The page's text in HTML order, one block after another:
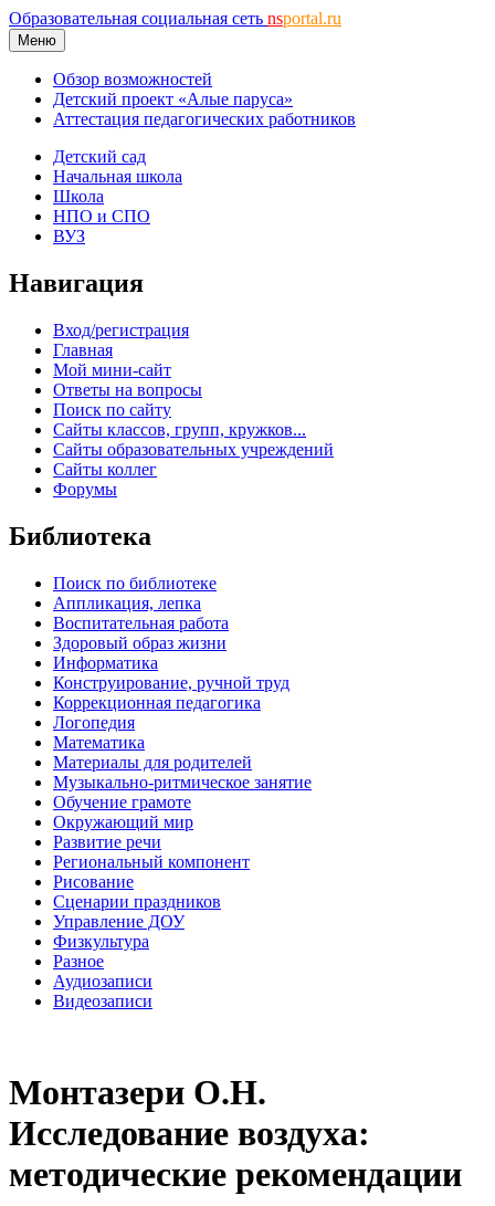
Образовательная социальная сеть nsportal.ru
Меню
Обзор возможностей
Детский проект «Алые паруса»
Аттестация педагогических работников
Детский сад
Начальная школа
Школа
НПО и СПО
ВУЗ
Навигация
Вход/регистрация
Главная
Мой мини-сайт
Ответы на вопросы
Поиск по сайту
Сайты классов, групп, кружков...
Сайты образовательных учреждений
Сайты коллег
Форумы
Библиотека
Поиск по библиотеке
Аппликация, лепка
Воспитательная работа
Здоровый образ жизни
Информатика
Конструирование, ручной труд
Коррекционная педагогика
Логопедия
Математика
Материалы для родителей
Музыкально-ритмическое занятие
Обучение грамоте
Окружающий мир
Развитие речи
Региональный компонент
Рисование
Сценарии праздников
Управление ДОУ
Физкультура
Разное
Аудиозаписи
Видеозаписи
Монтазери О.Н.
Исследование воздуха:
методические рекомендации